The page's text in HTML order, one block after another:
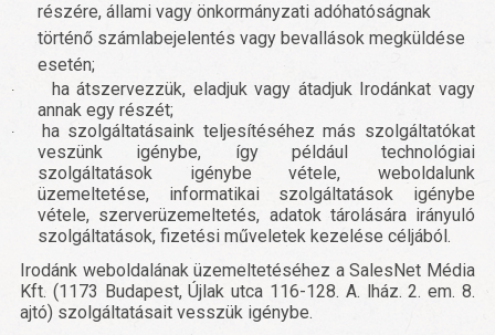
részére, állami vagy önkormányzati adóhatóságnak
történő számlabejelentés vagy bevallások megküldése
esetén;
·
ha átszervezzük, eladjuk vagy átadjuk Irodánkat vagy
annak egy részét;
·
ha szolgáltatásaink teljesítéséhez más szolgáltatókat
veszünk igénybe, így például technológiai
szolgáltatások igénybe vétele, weboldalunk
üzemeltetése, informatikai szolgáltatások igénybe
vétele, szerverüzemeltetés, adatok tárolására irányuló
szolgáltatások, fizetési műveletek kezelése céljából.
Irodánk weboldalának üzemeltetéséhez a SalesNet Média
Kft. (1173 Budapest, Újlak utca 116-128. A. lház. 2. em. 8.
ajtó) szolgáltatásait vesszük igénybe.